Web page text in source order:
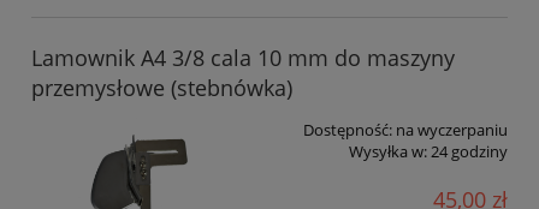
Lamownik A4 3/8 cala 10 mm do maszyny
przemysłowe (stebnówka)
Dostępność: na wyczerpaniu
Wysyłka w:24 godziny
45,00 zł